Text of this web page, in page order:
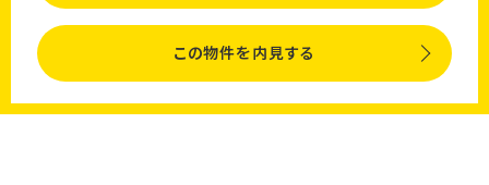
この物件を内見する